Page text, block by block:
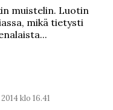
muistelin. Luotin
mikä tietysti
klo 16.41